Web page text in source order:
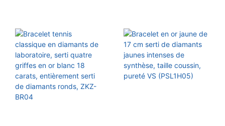
couleur. Référence :
ZSL1F05
luxueux et raffiné
(ZSL1F02)